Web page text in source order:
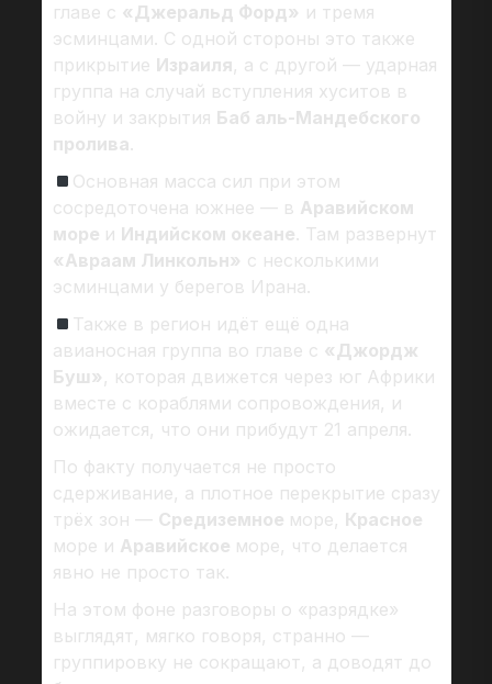
главе с «Джеральд Форд» и тремя
эсминцами. С одной стороны это также
прикрытие Израиля, а с другой — ударная
группа на случай вступления хуситов в
войну и закрытия Баб аль-Мандебского
пролива.
Основная масса сил при этом
сосредоточена южнее — в Аравийском
море и Индийском океане. Там развернут
«Авраам Линкольн» с несколькими
эсминцами у берегов Ирана.
Также в регион идёт ещё одна
авианосная группа во главе с «Джордж
Буш» , которая движется через юг Африки
вместе с кораблями сопровождения, и
ожидается, что они прибудут 21 апреля.
По факту получается не просто
сдерживание, а плотное перекрытие сразу
трёх зон — Средиземное море, Красное
море и Аравийское море, что делается
явно не просто так.
На этом фоне разговоры о «разрядке»
выглядят, мягко говоря, странно —
группировку не сокращают, а доводят до